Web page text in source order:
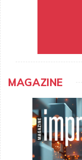
MAGAZINE